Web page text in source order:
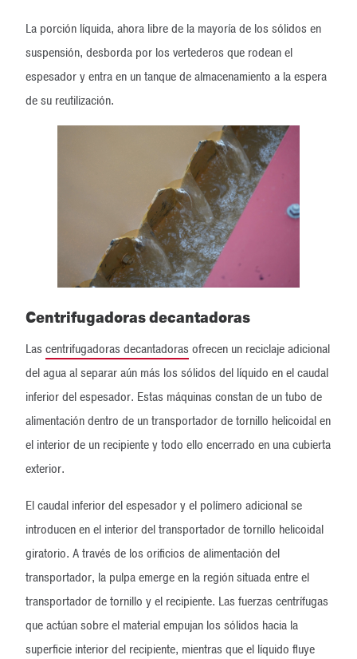
La porción líquida, ahora libre de la mayoría de los sólidos en
suspensión, desborda por los vertederos que rodean el
espesador y entra en un tanque de almacenamiento a la espera
de su reutilización.
Centrifugadoras decantadoras
Lascentrifugadoras decantadorasofrecen un reciclaje adicional
del agua al separar aún más los sólidos del líquido en el caudal
inferior del espesador. Estas máquinas constan de un tubo de
alimentación dentro de un transportador de tornillo helicoidal en
el interior de un recipiente y todo ello encerrado en una cubierta
exterior.
El caudal inferior del espesador y el polímero adicional se
introducen en el interior del transportador de tornillo helicoidal
giratorio. A través de los orificios de alimentación del
transportador, la pulpa emerge en la región situada entre el
transportador de tornillo y el recipiente. Las fuerzas centrífugas
que actúan sobre el material empujan los sólidos hacia la
superficie interior del recipiente, mientras que el líquido fluye